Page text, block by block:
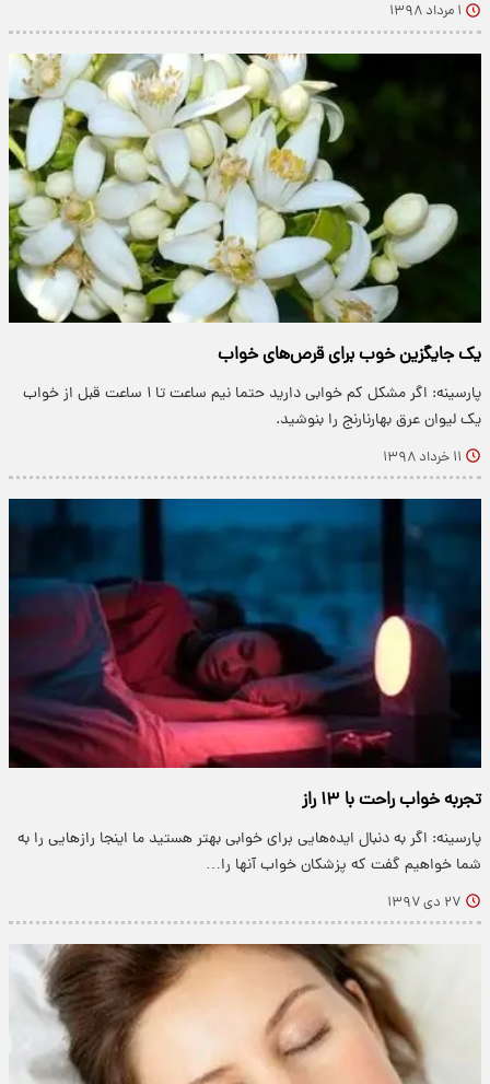
۱ مرداد ۱۳۹۸
یک جایگزین خوب برای قرص‌های خواب
پارسینه: اگر مشکل کم خوابی دارید حتما نیم ساعت تا ۱ ساعت قبل از خواب
یک لیوان عرق بهارنارنج را بنوشید.
۱۱ خرداد ۱۳۹۸
تجربه خواب راحت با ۱۳ راز
پارسینه: اگر به دنبال ایده‌هایی برای خوابی بهتر هستید ما اینجا رازهایی را به
شما خواهیم گفت که پزشکان خواب آنها را…
۲۷ دی ۱۳۹۷